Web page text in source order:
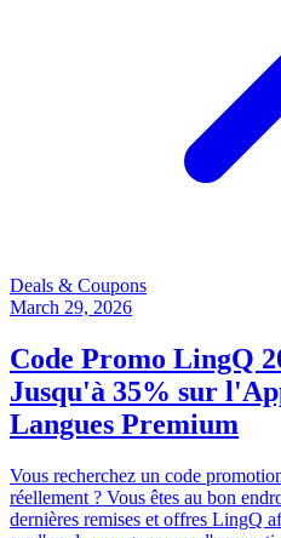
Deals & Coupons
March 29, 2026
Code Promo LingQ
Jusqu'à 35% sur
Langues Premium
Vous recherchez un code
réellement ? Vous êtes au bon
dernières remises et offres LingQ